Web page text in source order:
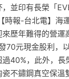
並印有長榮「
時報-台北電】海
歷年難得的營運
70元現金股利，
40%，此外，長
不鏽鋼真空保溫